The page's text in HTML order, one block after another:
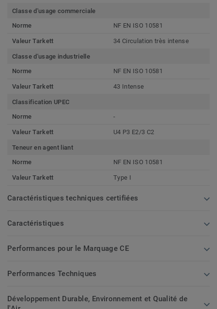
Classe d'usage commerciale
Norme
NF EN ISO 10581
Valeur Tarkett 34 Circulation très intense
Classe d'usage industrielle
Norme
NF EN ISO 10581
Valeur Tarkett 43 Intense
Classification UPEC
Norme
-
Valeur Tarkett U4 P3 E2/3 C2
Teneur en agent liant
Norme
NF EN ISO 10581
Valeur Tarkett Type I
Caractéristiques techniques certifiées
Caractéristiques
Performances pour le Marquage CE
Performances Techniques
Développement Durable, Environnement et Qualité de